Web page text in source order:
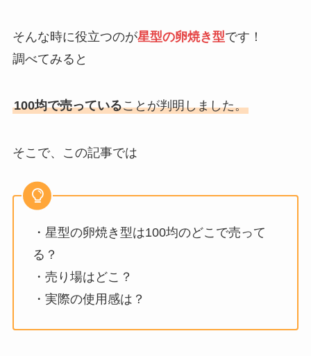
そんな時に役立つのが星型の卵焼き型です！
調べてみると
100均で売っていることが判明しました。
そこで、この記事では
・星型の卵焼き型は100均のどこで売って
る？
・売り場はどこ？
・実際の使用感は？